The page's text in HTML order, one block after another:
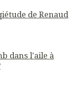
de Renaud
dans l'aile à